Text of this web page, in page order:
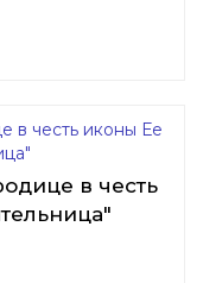
в честь